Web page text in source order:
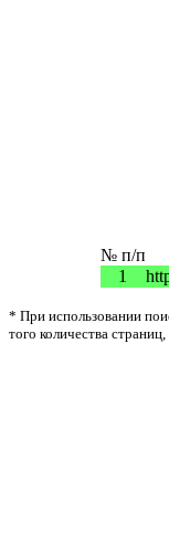
№ п/п
1
* При использовании
того количества